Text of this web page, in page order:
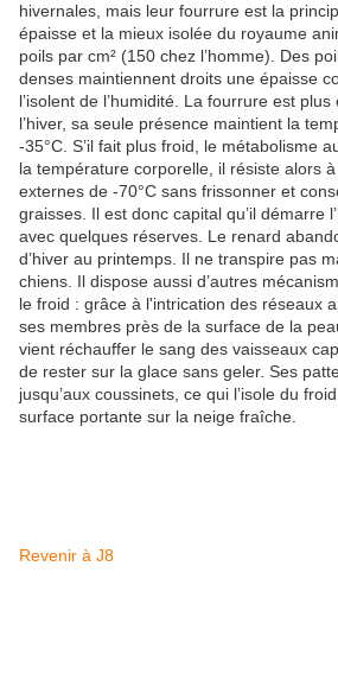
hivernales, mais leur fourrure est la
épaisse et la mieux isolée du royaume
poils par cm² (150 chez l’homme). Des
denses maintiennent droits une épaisse
l’isolent de l’humidité. La fourrure est
l’hiver, sa seule présence maintient la
-35°C. S’il fait plus froid, le métabolisme
la température corporelle, il résiste alors
externes de -70°C sans frissonner et
graisses. Il est donc capital qu’il démarre
avec quelques réserves. Le renard
d’hiver au printemps. Il ne transpire pas
chiens. Il dispose aussi d’autres
le froid : grâce à l'intrication des réseaux
ses membres près de la surface de la
vient réchauffer le sang des vaisseaux
de rester sur la glace sans geler. Ses
jusqu’aux coussinets, ce qui l’isole du
surface portante sur la neige fraîche.
Revenir à J8